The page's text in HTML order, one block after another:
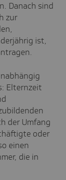
Danach sind
zur
ist,
Elternzeit
der Umfang
oder
einen
die in